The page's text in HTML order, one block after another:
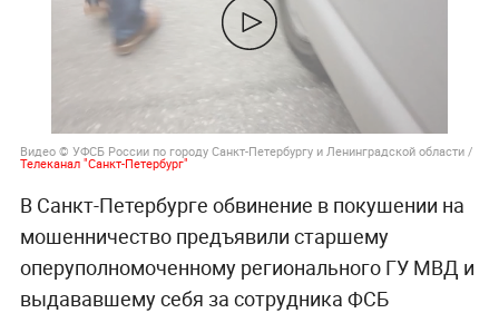
Видео © УФСБ России по городу Санкт-Петербургу и Ленинградской области /
Телеканал "Санкт-Петербург"
В Санкт-Петербурге обвинение в покушении на
мошенничество предъявили старшему
оперуполномоченному регионального ГУ МВД и
выдававшему себя за сотрудника ФСБ